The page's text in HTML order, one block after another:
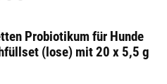
Probiotikum für Hunde
(lose) mit 20 x 5,5 g